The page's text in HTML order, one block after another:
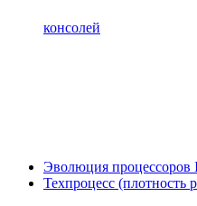
консолей
Эволюция процессоров
Техпроцесс (плотность